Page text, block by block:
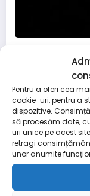
Pentru a oferi cea
cookie-uri, pentru a
dispozitive.
să procesăm date,
uri unice pe acest
retragi
unor anumite
Club